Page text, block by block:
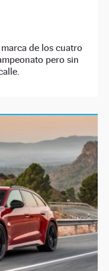
de los cuatro
pero sin